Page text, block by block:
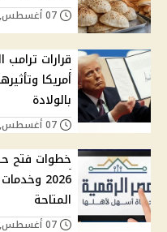
قرارات
أمريكا
بالولادة
خطوات فتح
2026
المتاحة